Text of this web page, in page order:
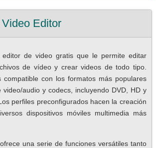
Editor
editor de video gratis que le permite editar
de vídeo y crear videos de todo tipo.
compatible con los formatos más populares
video/audio y codecs, incluyendo DVD, HD y
perfiles preconfigurados hacen la creación
dispositivos móviles multimedia más
una serie de funciones versátiles tanto